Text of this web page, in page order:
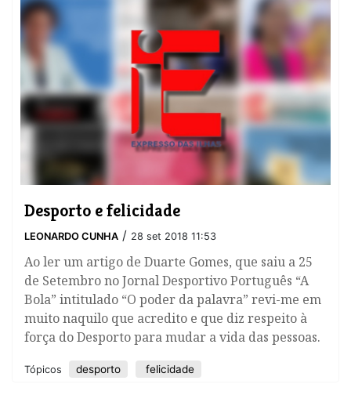
Desporto e felicidade
LEONARDO CUNHA / 28 set 2018 11:53
​Ao ler um artigo de Duarte Gomes, que saiu a 25
de Setembro no Jornal Desportivo Português “A
Bola” intitulado “O poder da palavra” revi-me em
muito naquilo que acredito e que diz respeito à
força do Desporto para mudar a vida das pessoas.
Tópicos desporto felicidade